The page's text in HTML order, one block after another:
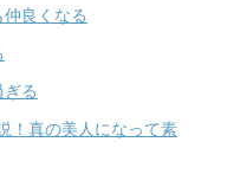
良くなる
る
！真の美人になって素